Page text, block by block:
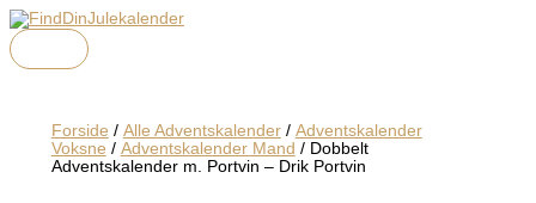
Gå
til
indholdet
Forside / Alle Adventskalender/ Adventskalender
Voksne / Adventskalender Mand / Dobbelt
Adventskalender m. Portvin – Drik Portvin
Menu
Menu
Menu